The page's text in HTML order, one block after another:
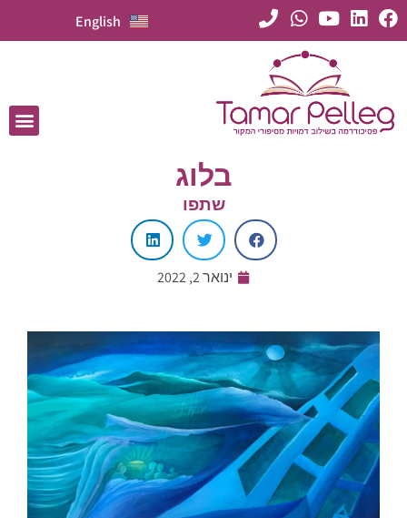
English
בלוג
שתפו
ינואר 2, 2022